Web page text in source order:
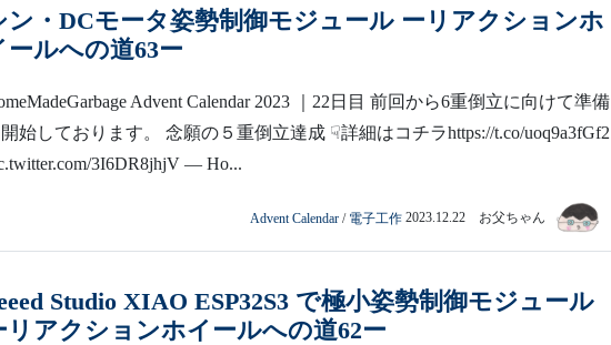
ン・DCモータ姿勢制御モジュール ーリアクションホ
ールへの道63ー
Advent Calendar 2023 ｜22日目 前回から6重倒立に向けて準備
始しております。 念願の５重倒立達成 ☟詳細はコチラhttps://t.co/uoq9a3fGf2
3I6DR8jhjV — Ho...
Advent Calendar / 電子工作 2023.12.22 お父ちゃん
Studio XIAO ESP32S3 で極小姿勢制御モジュール
リアクションホイールへの道62ー